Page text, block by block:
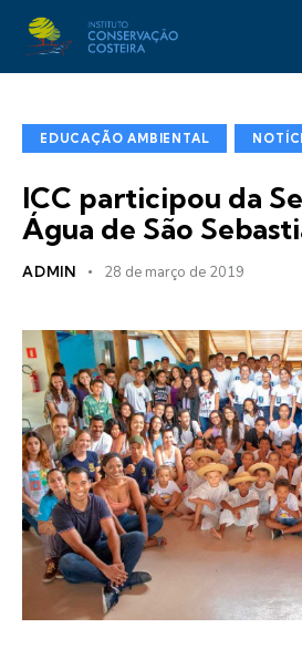
EDUCAÇÃO AMBIENTAL
ICC participou da
Água de São
ADMIN 28 de março de 2019